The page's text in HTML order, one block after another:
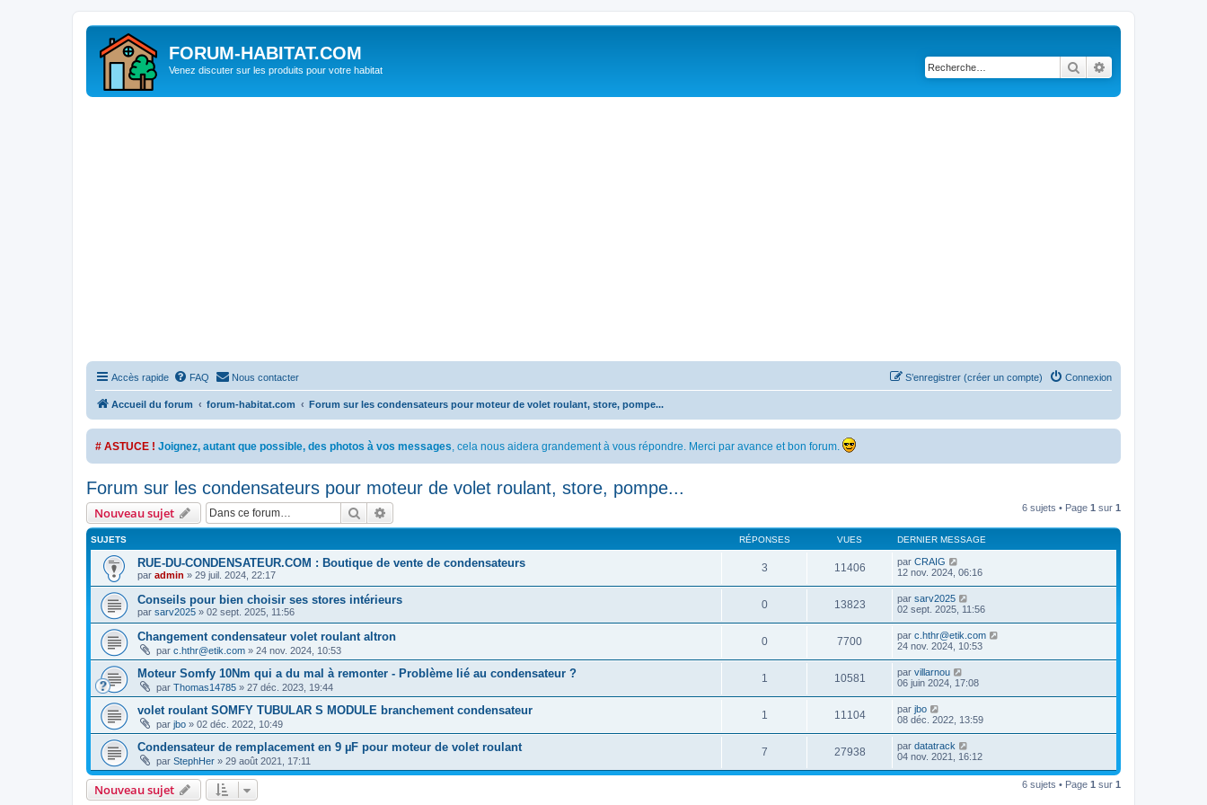
FORUM-HABITAT.COM
Venez discuter sur les produits pour votre habitat Rechercher
Accès rapide FAQ Nous contacter Connexion
S’enregistrer (créer un compte)
Accueil du forum forum-habitat.com Forum sur les condensateurs pour moteur de volet roulant, store, pompe...
# ASTUCE ! Joignez, autant que possible, des photos à vos messages, cela nous aidera grandement à vous répondre. Merci par avance et bon forum.
Forum sur les condensateurs pour moteur de volet roulant, store, pompe...
Nouveau sujet Rechercher 6 sujets • Page 1 sur 1
SUJETS RÉPONSES VUES DERNIER MESSAGE
RUE-DU-CONDENSATEUR.COM : Boutique de vente de condensateurs
par admin » 29 juil. 2024, 22:17
3 11406 par CRAIG
12 nov. 2024, 06:16
Conseils pour bien choisir ses stores intérieurs
par sarv2025 » 02 sept. 2025, 11:56
0 13823 par sarv2025
02 sept. 2025, 11:56
Changement condensateur volet roulant altron
par c.hthr@etik.com » 24 nov. 2024, 10:53
0 7700 par c.hthr@etik.com
24 nov. 2024, 10:53
Moteur Somfy 10Nm qui a du mal à remonter - Problème lié au condensateur ?
par Thomas14785 » 27 déc. 2023, 19:44
1 10581 par villarnou
06 juin 2024, 17:08
volet roulant SOMFY TUBULAR S MODULE branchement condensateur
par jbo » 02 déc. 2022, 10:49
1 11104 par jbo
08 déc. 2022, 13:59
Condensateur de remplacement en 9 µF pour moteur de volet roulant
par StephHer » 29 août 2021, 17:11
7 27938 par datatrack
04 nov. 2021, 16:12
Nouveau sujet 6 sujets • Page 1 sur 1